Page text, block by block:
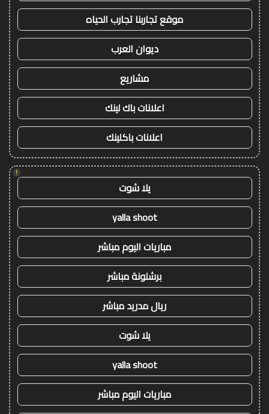
موقع تجاربنا تجارب الحياه
ديوان العرب
مشاريع
اعلانات باك لينك
اعلانات باكلينك
!
يلا شوت
yalla shoot
مباريات اليوم مباشر
برشلونة مباشر
ريال مدريد مباشر
يلا شوت
yalla shoot
مباريات اليوم مباشر